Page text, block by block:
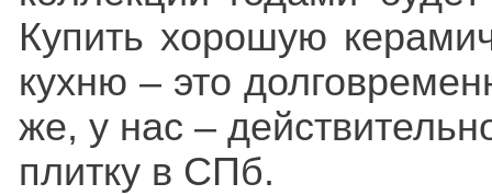
Купить хорошую
кухню – это
же, у нас –
плитку в СПб.